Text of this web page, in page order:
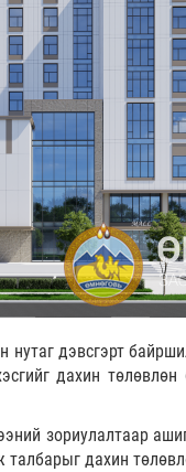
нутаг дэвсгэрт
дахин
зориулалтаар
талбарыг дахин